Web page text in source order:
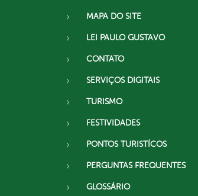
MAPA DO SITE
LEI PAULO GUSTAVO
CONTATO
SERVIÇOS DIGITAIS
TURISMO
FESTIVIDADES
PONTOS TURISTÍCOS
PERGUNTAS FREQUENTES
GLOSSÁRIO